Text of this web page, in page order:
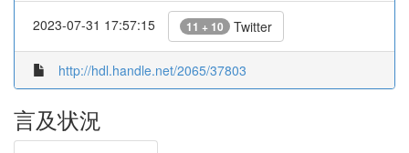
2023-07-31 17:57:15 11 + 10 Twitter
http://hdl.handle.net/2065/37803
言及状況